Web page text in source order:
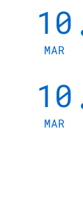
10
MAR
10
MAR